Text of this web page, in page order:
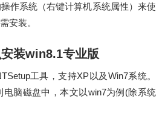
作系统（右键计算机系统属性）来使
安装。
装win8.1专业版
工具，支持XP以及Win7系统。
电脑磁盘中，本文以win7为例(除系统